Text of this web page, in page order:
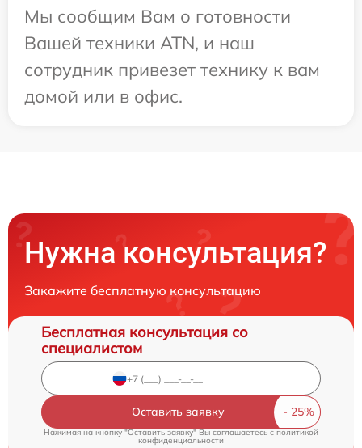
Мы сообщим Вам о готовности
Вашей техники ATN, и наш
сотрудник привезет технику к вам
домой или в офис.
Нужна консультация?
Закажите бесплатную консультацию
Бесплатная консультация со
специалистом
Оставить заявку
Нажимая на кнопку "Оставить заявку" Вы соглашаетесь cполитикой
конфиденциальности